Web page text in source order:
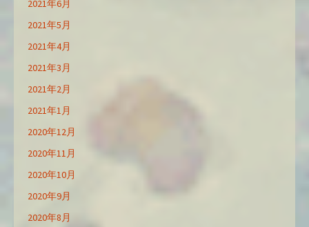
2021年6月
2021年5月
2021年4月
2021年3月
2021年2月
2021年1月
2020年12月
2020年11月
2020年10月
2020年9月
2020年8月